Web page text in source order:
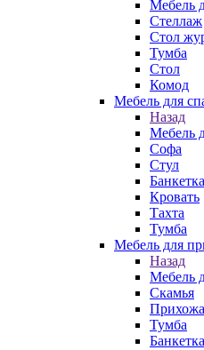
Мебель
Стеллаж
Стол
Тумба
Стол
Комод
Мебель для
Назад
Мебель
Софа
Стул
Банкетка
Кровать
Тахта
Тумба
Мебель для
Назад
Мебель
Скамья
Тумба
Банкетка